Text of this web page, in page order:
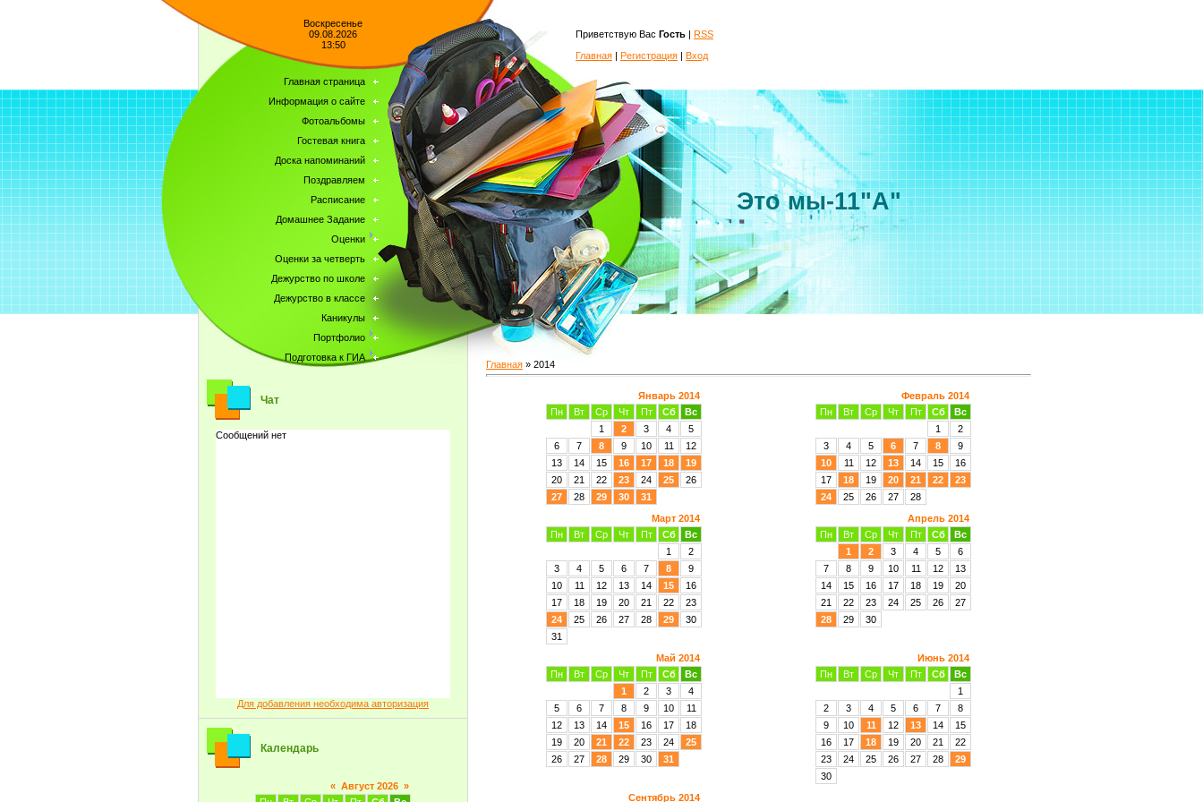
Воскресенье
09.08.2026
13:50
Главная страница
Информация о сайте
Фотоальбомы
Гостевая книга
Доска напоминаний
Поздравляем
Расписание
Домашнее Задание
Оценки
Оценки за четверть
Дежурство по школе
Дежурство в классе
Каникулы
Портфолио
Подготовка к ГИА
Чат
Для добавления необходима авторизация
Календарь
« Август 2026 »
Приветствую Вас Гость | RSS
Главная | Регистрация | Вход
Это мы-11"А"
Главная » 2014
Январь 2014
Пн
Вт Ср Чт Пт Сб
Вс
1
2 3 4
5
6
7 8 9 10 11
12
13
14 15 16 17 18
19
20
21 22 23 24 25
26
27
28 29 30 31
Февраль 2014
Пн
Вт Ср Чт Пт Сб
Вс
1
2
3
4 5 6 7 8
9
10
11 12 13 14 15
16
17
18 19 20 21 22
23
24
25 26 27
28
Март 2014
Пн
Вт Ср Чт Пт Сб
Вс
1
2
3
4 5 6 7 8
9
10
11 12 13 14 15
16
17
18 19 20 21 22
23
24
25 26 27 28 29
30
31
Апрель 2014
Пн
Вт Ср Чт Пт Сб
Вс
1
2 3 4 5
6
7
8 9 10 11 12
13
14
15 16 17 18 19
20
21
22 23 24 25 26
27
28
29 30
Май 2014
Пн
Вт Ср Чт Пт Сб
Вс
1
2 3
4
5
6 7 8 9 10
11
12
13 14 15 16 17
18
19
20 21 22 23 24
25
26
27 28 29 30 31
Июнь 2014
Пн
Вт Ср Чт Пт Сб
Вс
1
2
3 4 5 6 7
8
9
10 11 12 13 14
15
16
17 18 19 20 21
22
23
24 25 26 27 28
29
30
Сентябрь 2014